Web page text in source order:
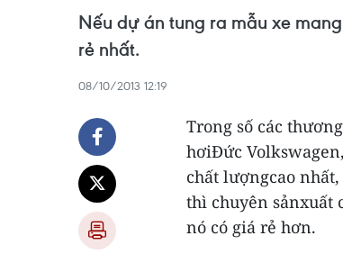
Nếu dự án tung ra mẫu xe
rẻ nhất.
08/10/2013 12:19
Trong số các
hơiĐức
chất lượngcao
thì chuyên sảnxuất
nó có giá rẻ hơn.